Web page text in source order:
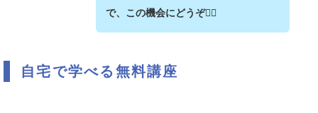
で、この機会にどうぞ💁‍♂️
自宅で学べる無料講座